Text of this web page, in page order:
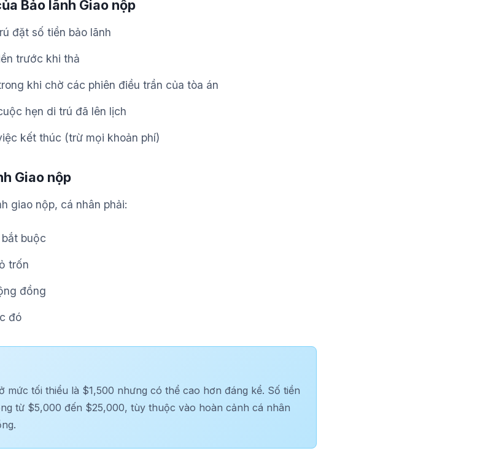
Bảo lãnh Giao nộp
đặt số tiền bảo lãnh
trước khi thả
khi chờ các phiên điều trần của tòa án
hẹn di trú đã lên lịch
kết thúc (trừ mọi khoản phí)
Giao nộp
giao nộp, cá nhân phải:
buộc
trốn
đồng
đó
mức tối thiểu là $1,500 nhưng có thể cao hơn đáng kể. Số tiền
từ $5,000 đến $25,000, tùy thuộc vào hoàn cảnh cá nhân